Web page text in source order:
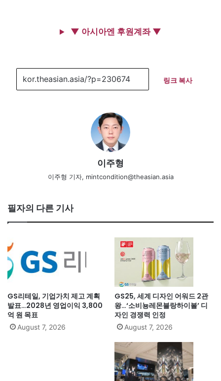
▼ 아시아엔 후원계좌 ▼
링크 복사
이주형
이주형 기자, mintcondition@theasian.asia
필자의 다른 기사
GS리테일, 기업가치 제고 계획
발표…2028년 영업이익 3,800
억 원 목표
August 7, 2026
GS25, 세계 디자인 어워드 2관
왕…‘소비뇽레몬블랑하이볼’ 디
자인 경쟁력 인정
August 7, 2026